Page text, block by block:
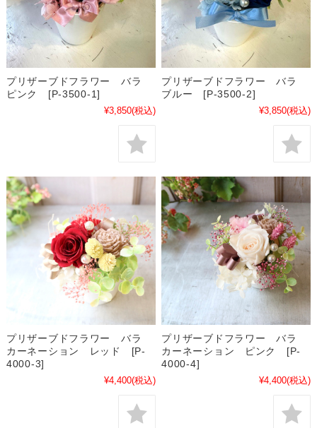
プリザーブドフラワー バラ
ピンク [P-3500-1]
¥3,850(税込)
プリザーブドフラワー バラ
ブルー [P-3500-2]
¥3,850(税込)
プリザーブドフラワー バラ
カーネーション レッド [P-
4000-3]
¥4,400(税込)
プリザーブドフラワー バラ
カーネーション ピンク [P-
4000-4]
¥4,400(税込)